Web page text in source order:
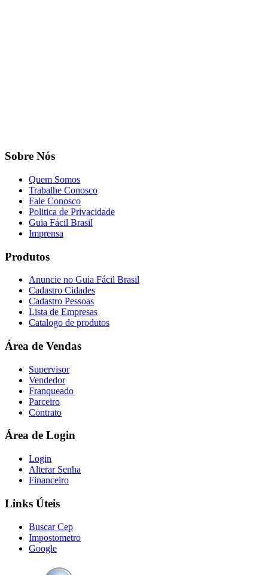
Sobre Nós
Quem Somos
Trabalhe Conosco
Fale Conosco
Politica de Privacidade
Guia Fácil Brasil
Imprensa
Produtos
Anuncie no Guia Fácil Brasil
Cadastro Cidades
Cadastro Pessoas
Lista de Empresas
Catalogo de produtos
Área de Vendas
Supervisor
Vendedor
Franqueado
Parceiro
Contrato
Área de Login
Login
Alterar Senha
Financeiro
Links Úteis
Buscar Cep
Impostometro
Google